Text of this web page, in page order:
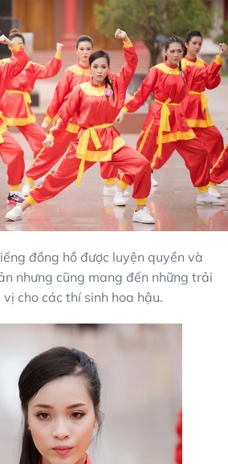
đồng hồ được luyện quyền và
nhưng cũng mang đến những trải
cho các thí sinh hoa hậu.